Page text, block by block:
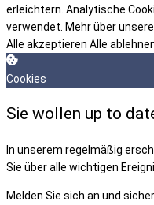
erleichtern. Analytische
verwendet. Mehr über
Alle akzeptieren Alle
Cookies
Sie wollen up to
In unserem regelmäßig
Sie über alle wichtigen
Melden Sie sich an und